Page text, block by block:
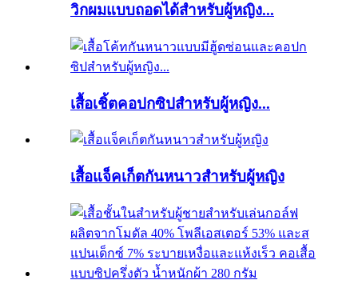
วิกผมแบบถอดได้สำหรับผู้หญิง...
เสื้อเชิ้ตคอปกซิปสำหรับผู้หญิง...
เสื้อแจ็คเก็ตกันหนาวสำหรับผู้หญิง